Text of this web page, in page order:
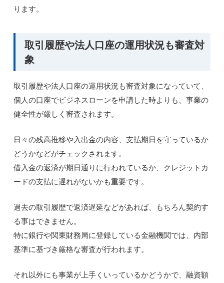
ります。
取引履歴や法人口座の運用状況も審査対
象
取引履歴や法人口座の運用状況も審査対象になっていて、
個人の口座でビジネスローンを申請した時よりも、事業の
健全性が厳しく審査されます。
日々の残高推移や入出金の内容、支払期日を守っているか
どうかなどがチェックされます。
借入金の返済が期日通りに行われているか、クレジットカ
ードの支払に遅れがないかも重要です。
過去の取引履歴で返済遅延などがあれば、もちろん契約す
る事はできません。
特に銀行や関東財務局に登録している金融機関では、内部
基準に基づき厳格な審査が行われます。
それ以外にも事業が上手くいっているかどうかで、融資額